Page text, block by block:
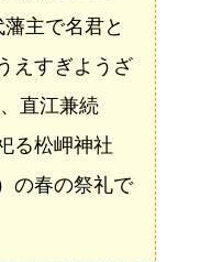
主で名君と
えすぎようざ
直江兼続
る松岬神社
の春の祭礼で